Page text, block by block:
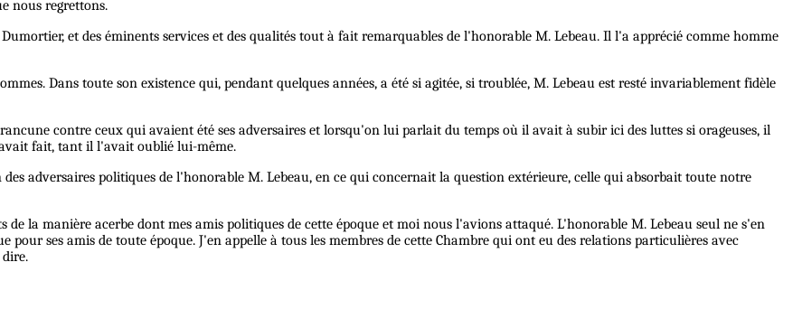
nous regrettons.
et des éminents services et des qualités tout à fait remarquables de l'honorable M. Lebeau. Il l'a apprécié comme homme
Dans toute son existence qui, pendant quelques années, a été si agitée, si troublée, M. Lebeau est resté invariablement fidèle
contre ceux qui avaient été ses adversaires et lorsqu'on lui parlait du temps où il avait à subir ici des luttes si orageuses, il
fait, tant il l'avait oublié lui-même.
adversaires politiques de l'honorable M. Lebeau, en ce qui concernait la question extérieure, celle qui absorbait toute notre
la manière acerbe dont mes amis politiques de cette époque et moi nous l'avions attaqué. L'honorable M. Lebeau seul ne s'en
ses amis de toute époque. J'en appelle à tous les membres de cette Chambre qui ont eu des relations particulières avec